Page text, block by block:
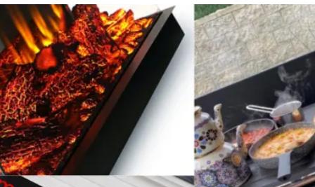
Kiralama Servisleri Alüminyum
Doğal Enerji Kaynakları İşitme
Hediyelik Eşya Veteriner
Pazarlama